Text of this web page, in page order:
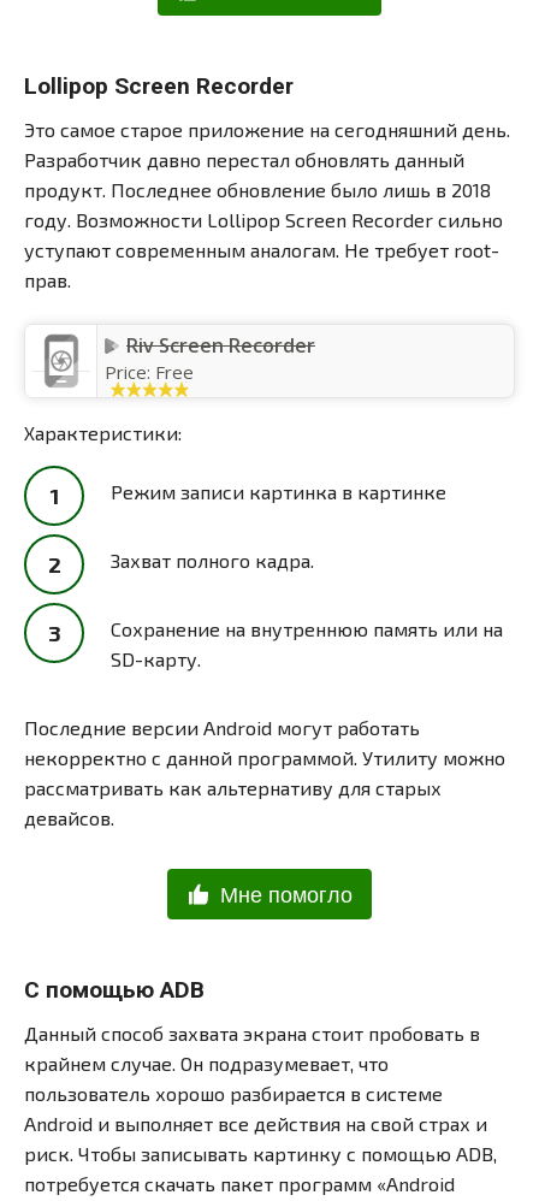
Lollipop Screen Recorder
Это самое старое приложение на сегодняшний день.
Разработчик давно перестал обновлять данный
продукт. Последнее обновление было лишь в 2018
году. Возможности Lollipop Screen Recorder сильно
уступают современным аналогам. Не требует root-
прав.
Riv Screen Recorder
Price: Free
Характеристики:
Режим записи картинка в картинке
Захват полного кадра.
Сохранение на внутреннюю память или на
SD-карту.
Последние версии Android могут работать
некорректно с данной программой. Утилиту можно
рассматривать как альтернативу для старых
девайсов.
Мне помогло
С помощью ADB
Данный способ захвата экрана стоит пробовать в
крайнем случае. Он подразумевает, что
пользователь хорошо разбирается в системе
Android и выполняет все действия на свой страх и
риск. Чтобы записывать картинку с помощью ADB,
потребуется скачать пакет программ «Android